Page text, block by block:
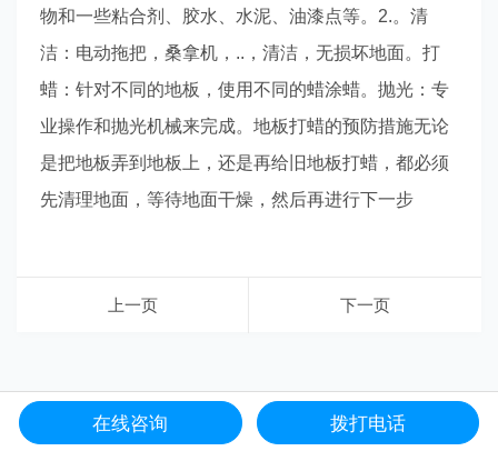
物和一些粘合剂、胶水、水泥、油漆点等。2.。清
洁：电动拖把，桑拿机，..，清洁，无损坏地面。打
蜡：针对不同的地板，使用不同的蜡涂蜡。抛光：专
业操作和抛光机械来完成。地板打蜡的预防措施无论
是把地板弄到地板上，还是再给旧地板打蜡，都必须
先清理地面，等待地面干燥，然后再进行下一步
上一页 下一页
网站首页 服务项目 电话咨询 联系我们
在线咨询 拨打电话